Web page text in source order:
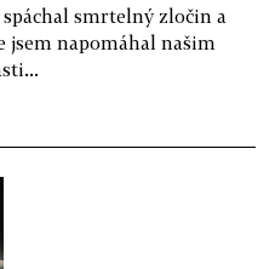
smrtelný zločin a
jsem napomáhal našim